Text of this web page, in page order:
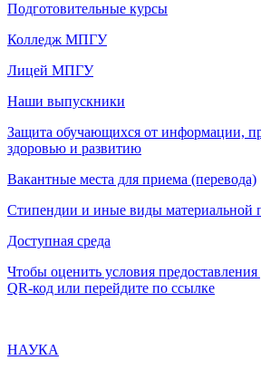
Подготовительные курсы
Колледж МПГУ
Лицей МПГУ
Наши выпускники
Защита обучающихся от информации,
здоровью и развитию
Вакантные места для приема (перевода)
Стипендии и иные виды материальной
Доступная среда
Чтобы оценить условия предоставления
QR-код или перейдите по ссылке
НАУКА